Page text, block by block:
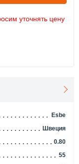
уточнять цену
Esbe
Швеция
0.80
55